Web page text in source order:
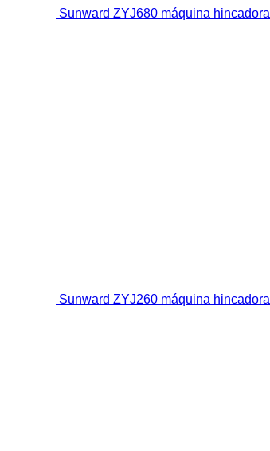
Sunward ZYJ680 máquina hincadora
Sunward ZYJ260 máquina hincadora